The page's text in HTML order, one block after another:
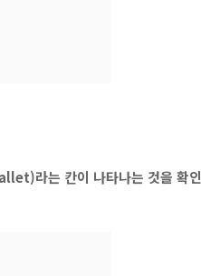
라는 칸이 나타나는 것을 확인